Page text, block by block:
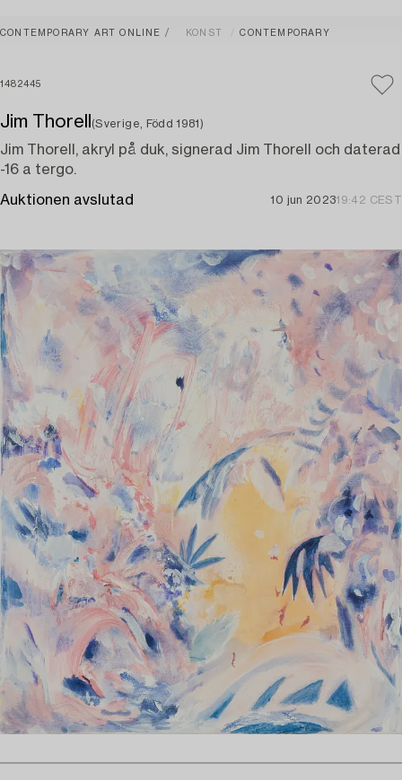
CONTEMPORARY ART ONLINE KONST CONTEMPORARY
1482445
Jim Thorell (Sverige, Född 1981)
Jim Thorell, akryl på duk, signerad Jim Thorell och daterad
-16 a tergo.
Auktionen avslutad 10 jun 202319:42 CEST